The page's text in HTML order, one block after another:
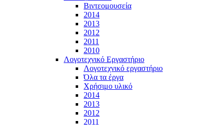
Βιντεομουσεία
2014
2013
2012
2011
2010
Λογοτεχνικό Εργαστήριο
Λογοτεχνικό εργαστήριο
Όλα τα έργα
Χρήσιμο υλικό
2014
2013
2012
2011